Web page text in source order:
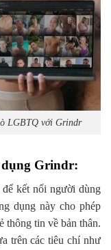
LGBTQ với Grindr
dụng Grindr:
kết nối người dùng
dụng này cho phép
thông tin về bản thân.
trên các tiêu chí như